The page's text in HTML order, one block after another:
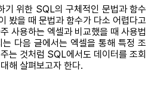
기 위한 SQL의 구체적인 문법과 함수
봤을 때 문법과 함수가 다소 어렵다고
사용하는 엑셀과 비교했을 때 사용법
다음 글에서는 엑셀을 통해 특정 조
는 것처럼 SQL에서도 데이터를 조회
해 살펴보고자 한다.